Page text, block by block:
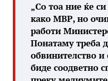
„Со тоа ние ќе
како МВР, но
работи
Понатаму треба
обвинителство и
биде соодветно